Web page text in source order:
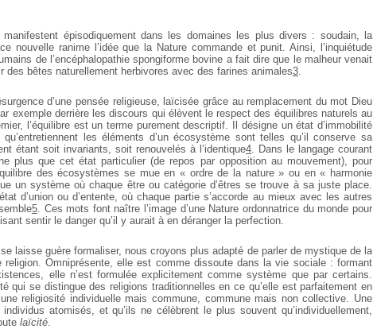
épisodiquement dans les domaines les plus divers : soudain, la
nouvelle ranime l’idée que la Nature commande et punit. Ainsi, l’inquiétude
de l’encéphalopathie spongiforme bovine a fait dire que le malheur venait
des bêtes naturellement herbivores avec des farines animales3.
d’une pensée religieuse, laïcisée grâce au remplacement du mot Dieu
exemple derrière les discours qui élèvent le respect des équilibres naturels au
l’équilibre est un terme purement descriptif. Il désigne un état d’immobilité
les éléments d’un écosystème sont telles qu’il conserve sa
étant soit invariants, soit renouvelés à l’identique4. Dans le langage courant
plus que cet état particulier (de repos par opposition au mouvement), pour
des écosystèmes se mue en « ordre de la nature » ou en « harmonie
un système où chaque être ou catégorie d’êtres se trouve à sa juste place.
d’union ou d’entente, où chaque partie s’accorde au mieux avec les autres
5. Ces mots font naître l’image d’une Nature ordonnatrice du monde pour
sentir le danger qu’il y aurait à en déranger la perfection.
laisse guère formaliser, nous croyons plus adapté de parler de mystique de la
religion. Omniprésente, elle est comme dissoute dans la vie sociale : formant
elle n’est formulée explicitement comme système que par certains.
qui se distingue des religions traditionnelles en ce qu’elle est parfaitement en
religiosité individuelle mais commune, commune mais non collective. Une
atomisés, et qu’ils ne célèbrent le plus souvent qu’individuellement,
laïcité.